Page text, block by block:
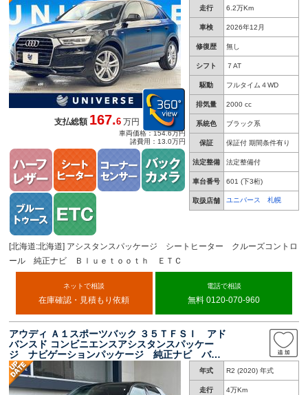
走行 6.2万Km
車検 2026年12月
修復歴 無し
シフト ７AT
駆動 フルタイム４WD
排気量 2000 cc
系統色 ブラック系
保証 保証付 期間条件有り
法定整備 法定整備付
車台番号 601 (下3桁)
取扱店舗 ユニバース 札幌
支払総額167.6 万円
車両価格：154.6万円
諸費用：13.0万円
[北海道:北海道] アシスタンスパッケージ シートヒーター クルーズコントロ
ール 純正ナビ Ｂｌｕｅｔｏｏｔｈ ＥＴＣ
ネットで相談
在庫確認・見積もり依頼
電話で相談
無料 0120-070-960
アウディ Ａ１スポーツバック ３５ＴＦＳＩ アド
バンスド コンビニエンスアシスタンスパッケー
ジ ナビゲーションパッケージ 純正ナビ バッ
クカメラ レーダークルーズ バーチャルコック
ピット ＡｐｐｌｅＣａｒＰｌａｙ 前席シート
ヒーター ＬＥＤヘッドライト 禁煙
年式 R2 (2020) 年式
走行 4万Km